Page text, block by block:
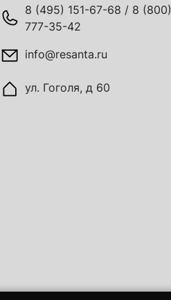
8 (495) 151-67-68 / 8 (800)
777-35-42
info@resanta.ru
ул. Гоголя, д 60